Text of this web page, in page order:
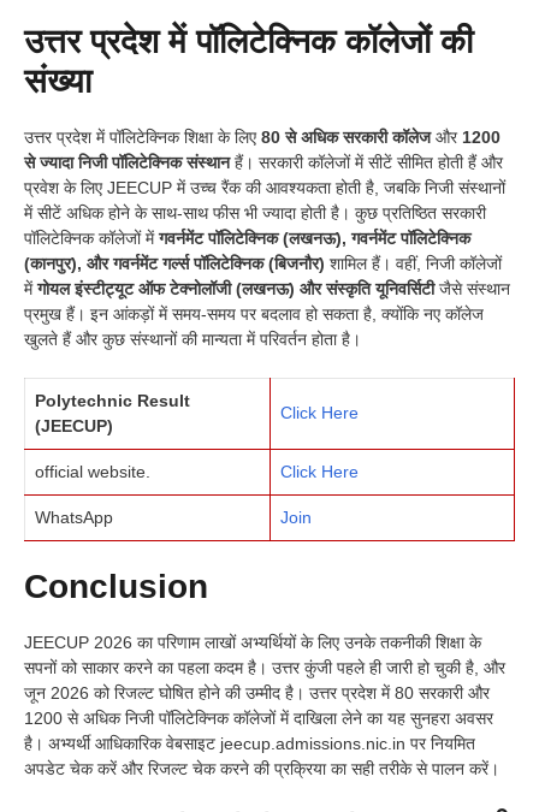
उत्तर प्रदेश में पॉलिटेक्निक कॉलेजों की
संख्या
उत्तर प्रदेश में पॉलिटेक्निक शिक्षा के लिए80 से अधिक सरकारी कॉलेजऔर 1200
से ज्यादा निजी पॉलिटेक्निक संस्थानहैं। सरकारी कॉलेजों में सीटें सीमित होती हैं और
प्रवेश के लिए JEECUP में उच्च रैंक की आवश्यकता होती है, जबकि निजी संस्थानों
में सीटें अधिक होने के साथ-साथ फीस भी ज्यादा होती है। कुछ प्रतिष्ठित सरकारी
पॉलिटेक्निक कॉलेजों मेंगवर्नमेंट पॉलिटेक्निक (लखनऊ), गवर्नमेंट पॉलिटेक्निक
(कानपुर), और गवर्नमेंट गर्ल्स पॉलिटेक्निक (बिजनौर) शामिल हैं। वहीं, निजी कॉलेजों
मेंगोयल इंस्टीट्यूट ऑफ टेक्नोलॉजी (लखनऊ) और संस्कृति यूनिवर्सिटीजैसे संस्थान
प्रमुख हैं। इन आंकड़ों में समय-समय पर बदलाव हो सकता है, क्योंकि नए कॉलेज
खुलते हैं और कुछ संस्थानों की मान्यता में परिवर्तन होता है।
Polytechnic Result
(JEECUP)
Click Here
official website. Click Here
WhatsApp Join
Conclusion
JEECUP 2026 का परिणाम लाखों अभ्यर्थियों के लिए उनके तकनीकी शिक्षा के
सपनों को साकार करने का पहला कदम है। उत्तर कुंजी पहले ही जारी हो चुकी है, और
जून 2026 को रिजल्ट घोषित होने की उम्मीद है। उत्तर प्रदेश में 80 सरकारी और
1200 से अधिक निजी पॉलिटेक्निक कॉलेजों में दाखिला लेने का यह सुनहरा अवसर
है। अभ्यर्थी आधिकारिक वेबसाइट jeecup.admissions.nic.in पर नियमित
अपडेट चेक करें और रिजल्ट चेक करने की प्रक्रिया का सही तरीके से पालन करें।